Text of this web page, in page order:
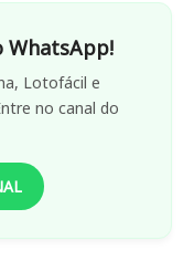
WhatsApp!
Lotofácil e
no canal do